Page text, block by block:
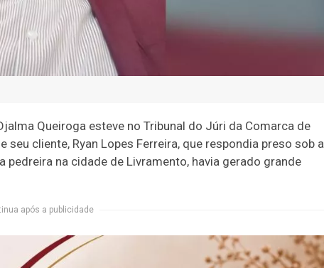
Queiroga esteve no Tribunal do Júri da Comarca de
cliente, Ryan Lopes Ferreira, que respondia preso sob a
na cidade de Livramento, havia gerado grande
após a publicidade